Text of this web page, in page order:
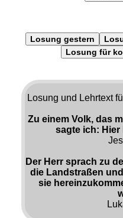
Losung gestern
Losung für
Losung und Lehrtext
Zu einem Volk, das
sagte ich:
Der Herr sprach zu
die Landstraßen
sie